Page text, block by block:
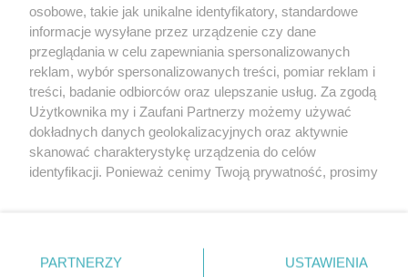
Zapamiętać?
Zaloguj
Zapomniałem hasła
Copyright © 2022 Kurier Szczeciński sp. z o.o.
osobowe, takie jak unikalne identyfikatory, standardowe
informacje wysyłane przez urządzenie czy dane
przeglądania w celu zapewniania spersonalizowanych
reklam, wybór spersonalizowanych treści, pomiar reklam i
treści, badanie odbiorców oraz ulepszanie usług. Za zgodą
Użytkownika my i Zaufani Partnerzy możemy używać
dokładnych danych geolokalizacyjnych oraz aktywnie
skanować charakterystykę urządzenia do celów
identyfikacji. Ponieważ cenimy Twoją prywatność, prosimy
prywatności znajdujący się w lewym dolnym rogu strony
. Niektóre rodzaje przetwarzania danych nie wymagają
PARTNERZY USTAWIENIA